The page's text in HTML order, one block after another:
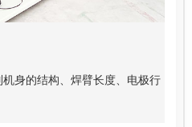
身的结构、焊臂长度、电极行